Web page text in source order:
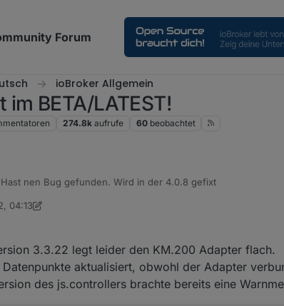
Forum
ioBroker Allgemein
BETA/LATEST!
274.8k aufrufe 60 beobachtet
Hast nen Bug gefunden. Wird in der 4.0.8 gefixt
04:13
2. Nov. 2022, 05:17
3.3.22 legt leider den KM.200 Adapter flach.
aktualisiert, obwohl der Adapter
des js.controllers brachte bereits eine